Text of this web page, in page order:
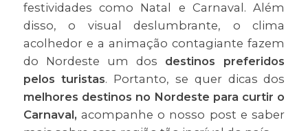
festividades como Natal e Carnaval. Além
disso, o visual deslumbrante, o clima
acolhedor e a animação contagiante fazem
do Nordeste um dos destinos preferidos
pelos turistas. Portanto, se quer dicas dos
melhores destinos no Nordeste para curtir o
Carnaval, acompanhe o nosso post e saber